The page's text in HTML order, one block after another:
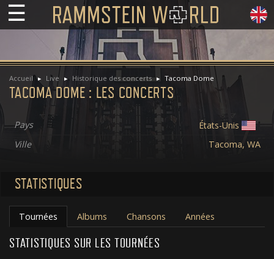
☰
Accueil Live Historique des concerts Tacoma Dome
TACOMA DOME : LES CONCERTS
Pays
États-Unis
Ville
Tacoma, WA
STATISTIQUES
Tournées Albums Chansons Années
STATISTIQUES SUR LES TOURNÉES